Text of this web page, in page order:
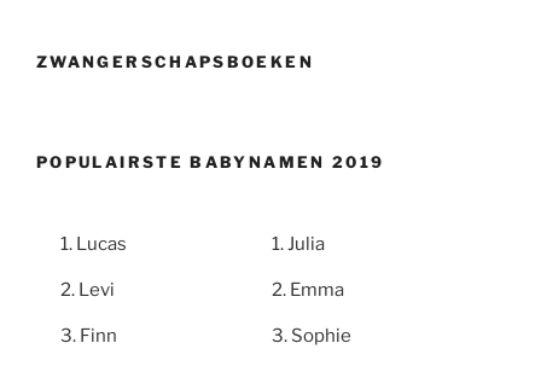
ZWANGERSCHAPSBOEKEN
POPULAIRSTE BABYNAMEN 2019
Lucas
Levi
Finn
Julia
Emma
Sophie